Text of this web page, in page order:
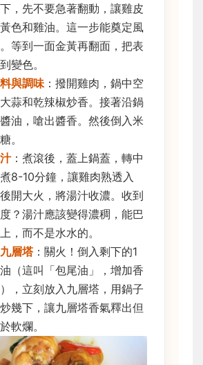
，先不要急著翻動，讓雞皮
色和雞油。這一步能奠定風
等到一面金黃再翻面，把表
變色。
與調味 ：撥開雞肉，鍋中空
蒜和乾辣椒炒香。接著沿鍋
油，嗆出醬香。然後倒入米
。
：煮滾後，蓋上鍋蓋，轉中
8-10分鐘，讓雞肉熟透入
開大火，將湯汁收濃。收到
？湯汁應該變得濃稠，能巴
，而不是水水的。
層塔：關火！倒入剩下的1
（這叫「包尾油」，增加香
，立刻放入九層塔，用鍋子
幾下，讓九層塔香氣釋出但
軟爛。